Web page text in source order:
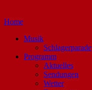
Home
Musik
Schlagerparade
Programm
Aktuelles
Sendungen
Wetter